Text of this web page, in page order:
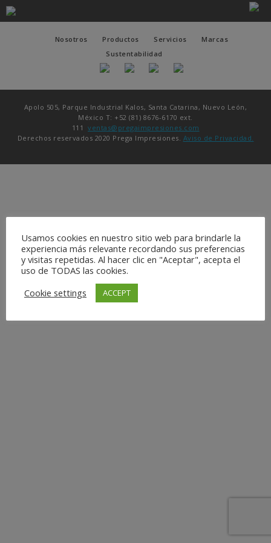
Usamos cookies en nuestro sitio web para brindarle la
experiencia más relevante recordando sus preferencias
y visitas repetidas. Al hacer clic en "Aceptar", acepta el
uso de TODAS las cookies.
Cookie settings
ACCEPT
Nosotros Productos Servicios
Marcas
Sustentabilidad
Apolo 505, Parque Industrial Kalos, Santa Catarina, Nuevo León,
México T: +52 (81) 8676-6170 ext.
111 ventas@pregaimpresiones.com
Derechos reservados 2020 Prega Impresiones. Aviso de Privacidad.